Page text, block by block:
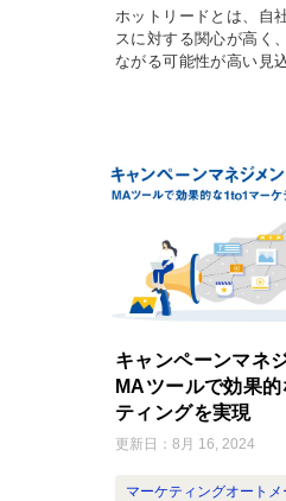
ホットリードとは、自
スに対する関心が高く
ながる可能性が高い見
キャンペーンマネ
MAツールで効果
ティングを実現
更新日： 8月 16, 2024
マーケティングオートメ